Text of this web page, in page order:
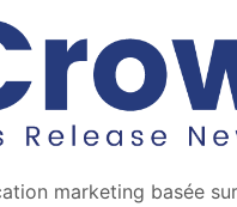
marketing basée